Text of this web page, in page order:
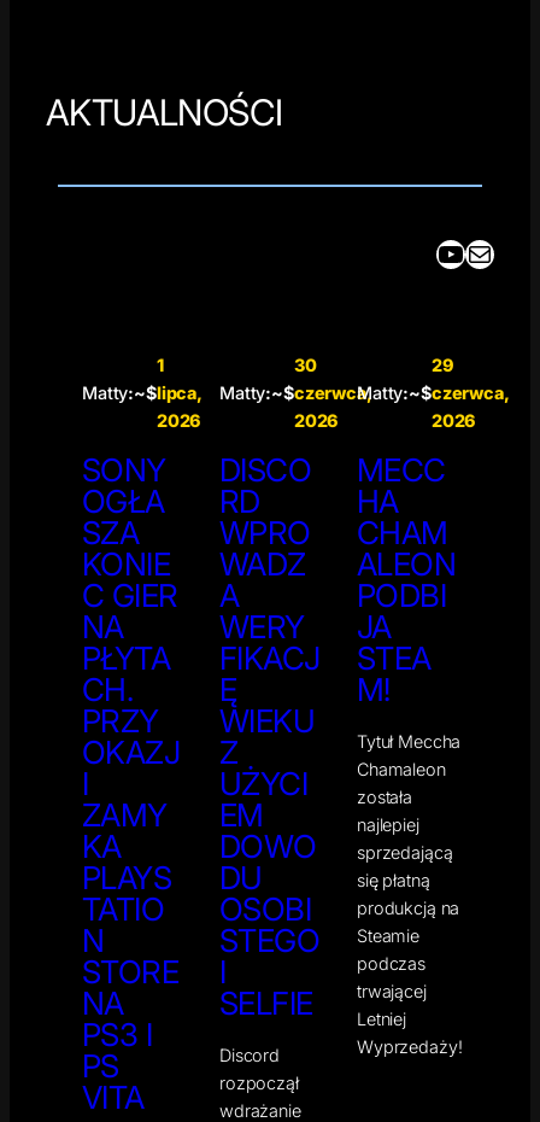
AKTUALNOŚCI
YouTube Mail
Matty:~$
1
lipca,
2026
SONY
OGŁA
SZA
KONIE
C GIER
NA
PŁYTA
CH.
PRZY
OKAZJ
I
ZAMY
KA
PLAYS
TATIO
N
STORE
NA
PS3 I
PS
VITA
Matty:~$
30
czerwca,
2026
DISCO
RD
WPRO
WADZ
A
WERY
FIKACJ
Ę
WIEKU
Z
UŻYCI
EM
DOWO
DU
OSOBI
STEGO
I
SELFIE
Discord
rozpoczął
wdrażanie
Matty:~$
29
czerwca,
2026
MECC
HA
CHAM
ALEON
PODBI
JA
STEA
M!
Tytuł Meccha
Chamaleon
została
najlepiej
sprzedającą
się płatną
produkcją na
Steamie
podczas
trwającej
Letniej
Wyprzedaży!